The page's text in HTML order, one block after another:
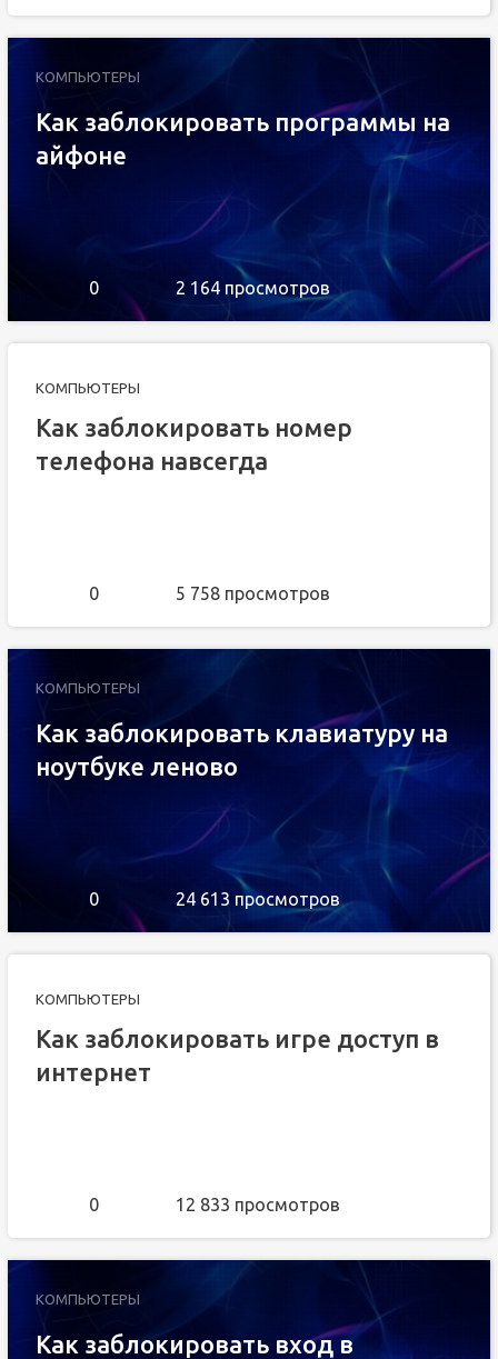
КОМПЬЮТЕРЫ
Как заблокировать программы на
айфоне
0 2 164 просмотров
КОМПЬЮТЕРЫ
Как заблокировать номер
телефона навсегда
0 5 758 просмотров
КОМПЬЮТЕРЫ
Как заблокировать клавиатуру на
ноутбуке леново
0 24 613 просмотров
КОМПЬЮТЕРЫ
Как заблокировать игре доступ в
интернет
0 12 833 просмотров
КОМПЬЮТЕРЫ
Как заблокировать вход в